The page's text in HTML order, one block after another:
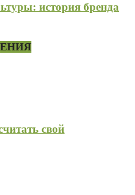
история бренда
свой